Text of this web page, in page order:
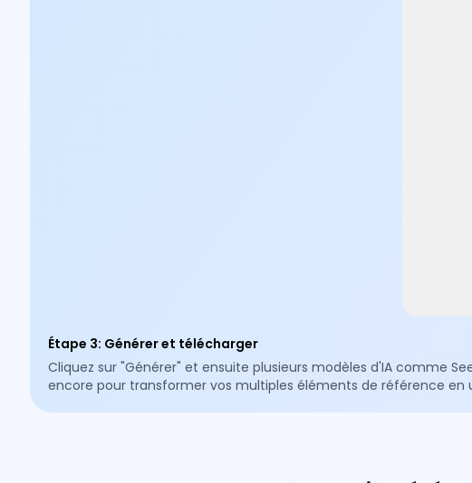
Étape 3: Générer et télécharger
Cliquez sur "Générer" et ensuite plusieurs modèles d'IA comme
encore pour transformer vos multiples éléments de référence